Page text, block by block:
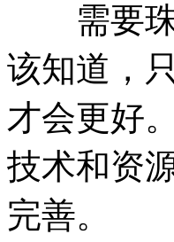
需要珠
该知道，
才会更好
技术和资
完善。